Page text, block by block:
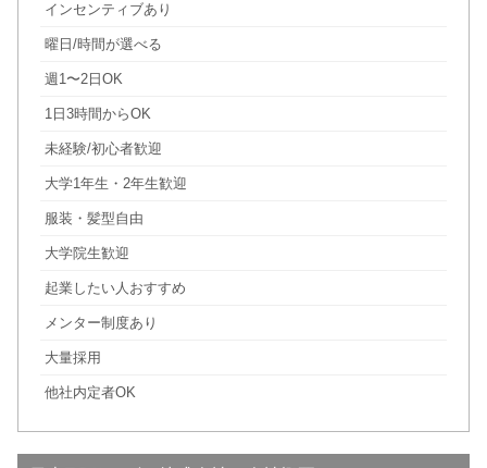
インセンティブあり
曜日/時間が選べる
週1〜2日OK
1日3時間からOK
未経験/初心者歓迎
大学1年生・2年生歓迎
服装・髪型自由
大学院生歓迎
起業したい人おすすめ
メンター制度あり
大量採用
他社内定者OK